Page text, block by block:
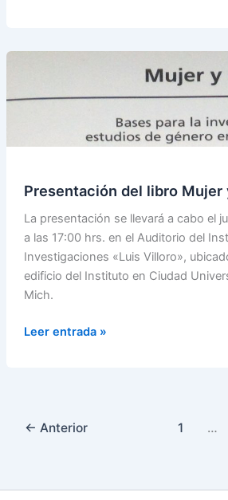
Presentación del libro Mujer
La presentación se llevará a cabo el
a las 17:00 hrs. en el Auditorio del
Investigaciones «Luis Villoro»,
edificio del Instituto en Ciudad
Mich.
libro
Leer entrada »
← Anterior 1 …